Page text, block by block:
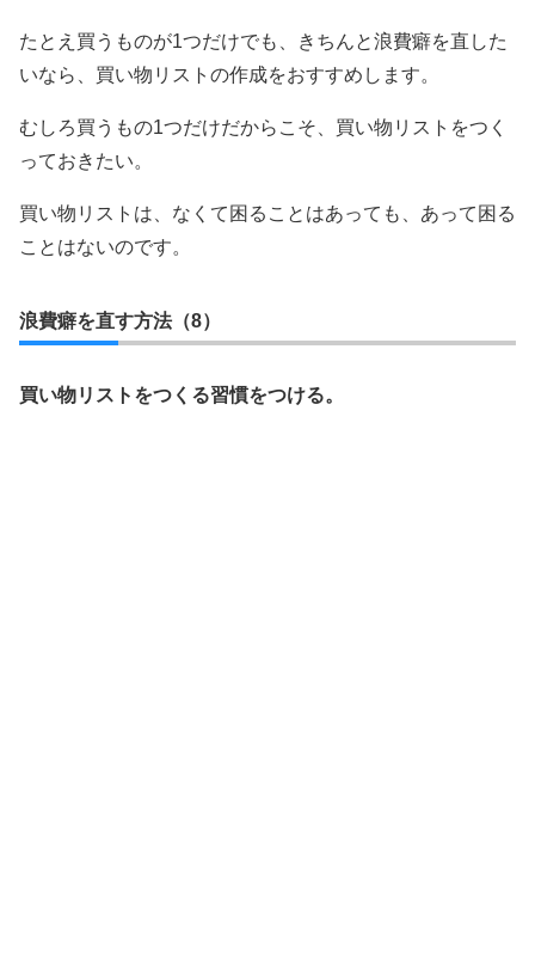
たとえ買うものが1つだけでも、きちんと浪費癖を直した
いなら、買い物リストの作成をおすすめします。
むしろ買うもの1つだけだからこそ、買い物リストをつく
っておきたい。
買い物リストは、なくて困ることはあっても、あって困る
ことはないのです。
浪費癖を直す方法（8）
買い物リストをつくる習慣をつける。